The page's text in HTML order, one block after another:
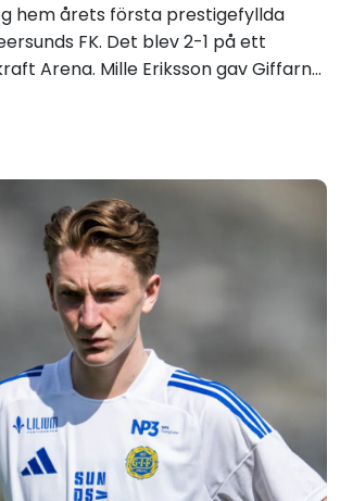
hem årets första prestigefyllda
FK. Det blev 2-1 på ett
Arena. Mille Eriksson gav Giffarn...